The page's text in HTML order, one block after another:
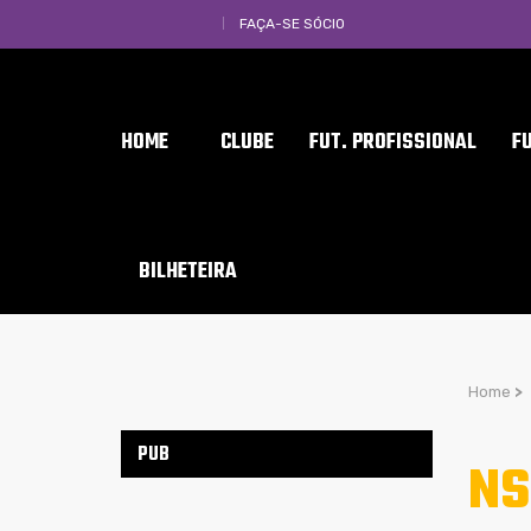
FAÇA-SE SÓCIO
HOME CLUBE FUT. PROFISSIONAL
BILHETEIRA
Home >
PUB